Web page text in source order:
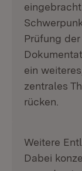
Prüfung
ein
zentrales
rücken.
Weitere
Dabei